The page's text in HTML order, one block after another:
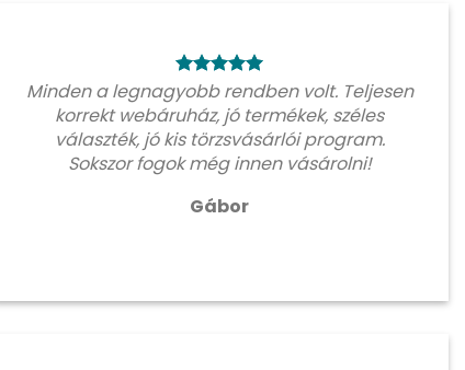
Minden a legnagyobb rendben volt. Teljesen
korrekt webáruház, jó termékek, széles
választék, jó kis törzsvásárlói program.
Sokszor fogok még innen vásárolni!
Gábor